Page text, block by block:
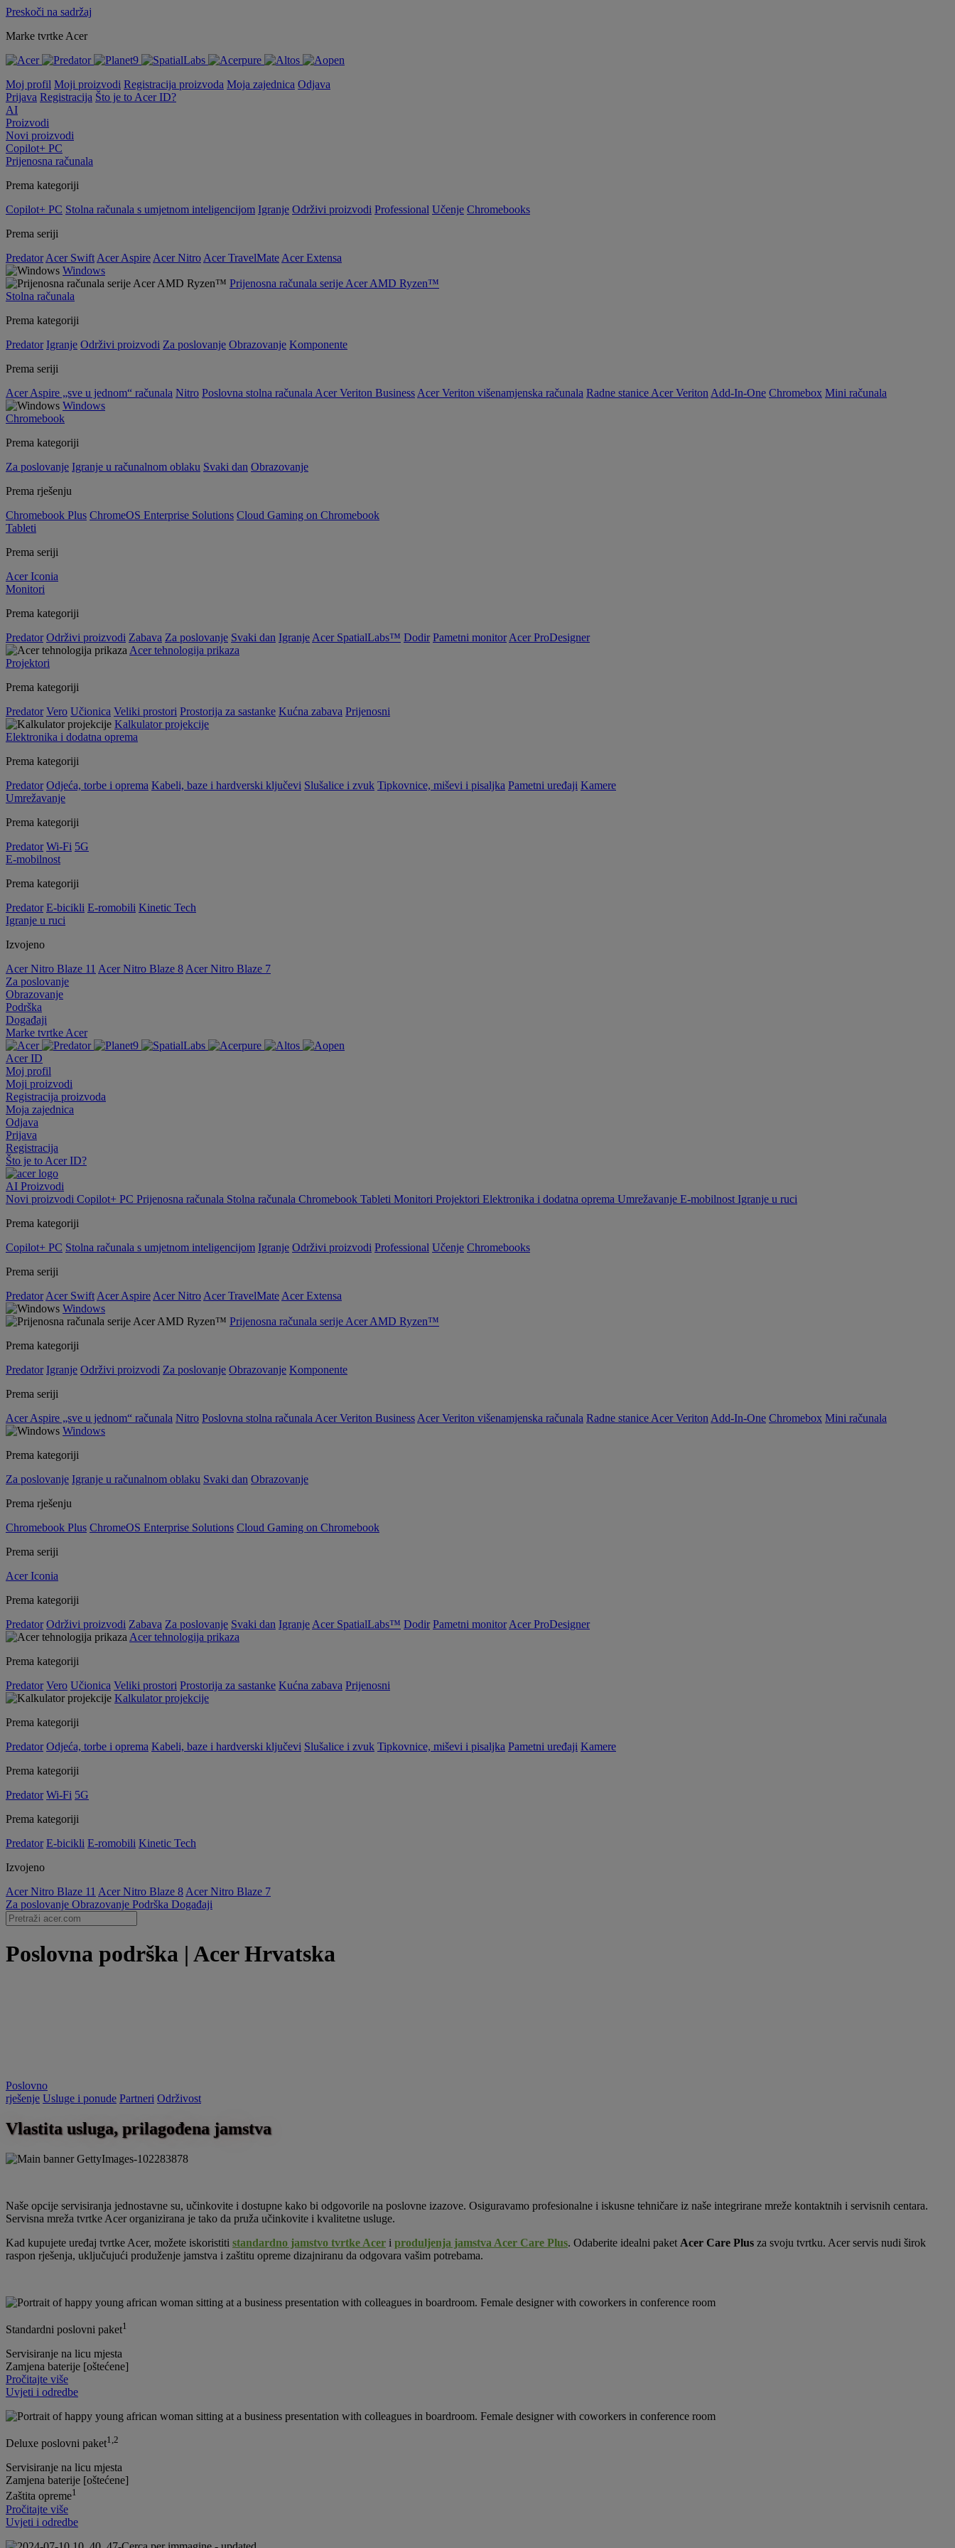
Preskoči na sadržaj
Marke tvrtke Acer
Moj profil Moji proizvodi Registracija proizvoda Moja zajednica Odjava
Prijava Registracija Što je to Acer ID?
AI
Proizvodi
Novi proizvodi
Copilot+ PC
Prijenosna računala
Prema kategoriji
Copilot+ PC Stolna računala s umjetnom inteligencijom Igranje Održivi proizvodi Professional Učenje Chromebooks
Prema seriji
Predator Acer Swift Acer Aspire Acer Nitro Acer TravelMate Acer Extensa
Windows
Prijenosna računala serije Acer AMD Ryzen™
Stolna računala
Prema kategoriji
Predator Igranje Održivi proizvodi Za poslovanje Obrazovanje Komponente
Prema seriji
Acer Aspire „sve u jednom“ računala Nitro Poslovna stolna računala Acer Veriton Business Acer Veriton višenamjenska računala Radne stanice Acer Veriton Add-In-One Chromebox Mini računala
Windows
Chromebook
Prema kategoriji
Za poslovanje Igranje u računalnom oblaku Svaki dan Obrazovanje
Prema rješenju
Chromebook Plus ChromeOS Enterprise Solutions Cloud Gaming on Chromebook
Tableti
Prema seriji
Acer Iconia
Monitori
Prema kategoriji
Predator Održivi proizvodi Zabava Za poslovanje Svaki dan Igranje Acer SpatialLabs™ Dodir Pametni monitor Acer ProDesigner
Acer tehnologija prikaza
Projektori
Prema kategoriji
Predator Vero Učionica Veliki prostori Prostorija za sastanke Kućna zabava Prijenosni
Kalkulator projekcije
Elektronika i dodatna oprema
Prema kategoriji
Predator Odjeća, torbe i oprema Kabeli, baze i hardverski ključevi Slušalice i zvuk Tipkovnice, miševi i pisaljka Pametni uređaji Kamere
Umrežavanje
Prema kategoriji
Predator Wi-Fi 5G
E-mobilnost
Prema kategoriji
Predator E-bicikli E-romobili Kinetic Tech
Igranje u ruci
Izvojeno
Acer Nitro Blaze 11 Acer Nitro Blaze 8 Acer Nitro Blaze 7
Za poslovanje
Obrazovanje
Podrška
Događaji
Marke tvrtke Acer
Acer ID
Moj profil
Moji proizvodi
Registracija proizvoda
Moja zajednica
Odjava
Prijava
Registracija
Što je to Acer ID?
AI Proizvodi
Novi proizvodi Copilot+ PC Prijenosna računala Stolna računala Chromebook Tableti Monitori Projektori Elektronika i dodatna oprema Umrežavanje E-mobilnost Igranje u ruci
Prema kategoriji
Copilot+ PC Stolna računala s umjetnom inteligencijom Igranje Održivi proizvodi Professional Učenje Chromebooks
Prema seriji
Predator Acer Swift Acer Aspire Acer Nitro Acer TravelMate Acer Extensa
Windows
Prijenosna računala serije Acer AMD Ryzen™
Prema kategoriji
Predator Igranje Održivi proizvodi Za poslovanje Obrazovanje Komponente
Prema seriji
Acer Aspire „sve u jednom“ računala Nitro Poslovna stolna računala Acer Veriton Business Acer Veriton višenamjenska računala Radne stanice Acer Veriton Add-In-One Chromebox Mini računala
Windows
Prema kategoriji
Za poslovanje Igranje u računalnom oblaku Svaki dan Obrazovanje
Prema rješenju
Chromebook Plus ChromeOS Enterprise Solutions Cloud Gaming on Chromebook
Prema seriji
Acer Iconia
Prema kategoriji
Predator Održivi proizvodi Zabava Za poslovanje Svaki dan Igranje Acer SpatialLabs™ Dodir Pametni monitor Acer ProDesigner
Acer tehnologija prikaza
Prema kategoriji
Predator Vero Učionica Veliki prostori Prostorija za sastanke Kućna zabava Prijenosni
Kalkulator projekcije
Prema kategoriji
Predator Odjeća, torbe i oprema Kabeli, baze i hardverski ključevi Slušalice i zvuk Tipkovnice, miševi i pisaljka Pametni uređaji Kamere
Prema kategoriji
Predator Wi-Fi 5G
Prema kategoriji
Predator E-bicikli E-romobili Kinetic Tech
Izvojeno
Acer Nitro Blaze 11 Acer Nitro Blaze 8 Acer Nitro Blaze 7
Za poslovanje Obrazovanje Podrška Događaji
Poslovna podrška | Acer Hrvatska
Poslovno
rješenje Usluge i ponude Partneri Održivost
Vlastita usluga, prilagođena jamstva
Naše opcije servisiranja jednostavne su, učinkovite i dostupne kako bi odgovorile na poslovne izazove. Osiguravamo profesionalne i iskusne tehničare iz naše integrirane mreže kontaktnih i servisnih centara.
Servisna mreža tvrtke Acer organizirana je tako da pruža učinkovite i kvalitetne usluge.
Kad kupujete uređaj tvrtke Acer, možete iskoristiti standardno jamstvo tvrtke Acer i produljenja jamstva Acer Care Plus. Odaberite idealni paket Acer Care Plus za svoju tvrtku. Acer servis nudi širok
raspon rješenja, uključujući produženje jamstva i zaštitu opreme dizajniranu da odgovara vašim potrebama.
Standardni poslovni paket1
Servisiranje na licu mjesta
Zamjena baterije [oštećene]
Pročitajte više
Uvjeti i odredbe
Deluxe poslovni paket1,2
Servisiranje na licu mjesta
Zamjena baterije [oštećene]
Zaštita opreme1
Pročitajte više
Uvjeti i odredbe